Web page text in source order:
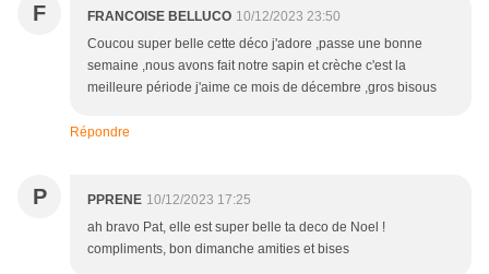
F FRANCOISE BELLUCO 10/12/2023 23:50
Coucou super belle cette déco j'adore ,passe une bonne
semaine ,nous avons fait notre sapin et crèche c'est la
meilleure période j'aime ce mois de décembre ,gros bisous
Répondre
P PPRENE 10/12/2023 17:25
ah bravo Pat, elle est super belle ta deco de Noel !
compliments, bon dimanche amities et bises